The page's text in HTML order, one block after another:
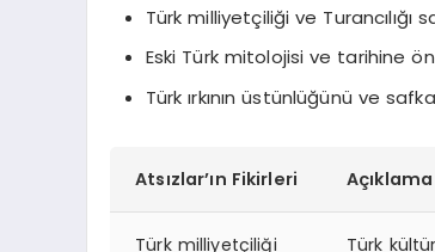
Türk milliyetçiliği ve Turancılığı
Eski Türk mitolojisi ve tarihine
Türk ırkının üstünlüğünü ve
Atsızlar’ın Fikirleri Açıklama
Türk milliyetçiliği Türk